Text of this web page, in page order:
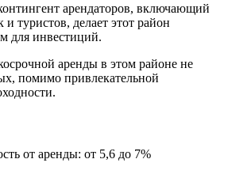
арендаторов, включающий
и туристов, делает этот район
для инвестиций.
аренды в этом районе не
помимо привлекательной
от аренды: от 5,6 до 7%